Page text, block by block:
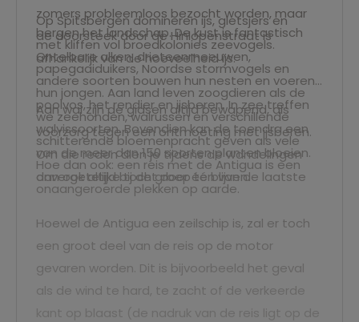
zomers probleemloos bezocht worden, maar
de doorsteek door de Hinlopenstraat is
afhankelijk van de hoeveelheid ijs.
Op Spitsbergen domineren ijs, gletsjers en
bergen het landschap. De kust is fantastisch
met kliffen vol broedkolonies zeevogels.
Ontelbare alken, drieteenmeeuwen,
papegaaiduikers, Noordse stormvogels en
andere soorten bouwen hun nesten en voeren
hun jongen. Aan land leven zoogdieren als de
poolvos, het rendier en ijsberen. In zee treffen
we zeehonden, walrussen en verschillende
walvissoorten. Bovendien kan de toendra een
schitterende bloemenpracht geven als vele
van de meer dan 150 soorten planten bloeien.
Hoe dan ook: een reis met de Antigua is een
onvergetelijke tocht door één van de laatste
onaangeroerde plekken op aarde.
Aan wal zijn de gidsen altijd bewapend, als
voorzorg tegen een ontmoeting met ijsberen.
Om die reden dien je tijdens de wandelingen
dan ook altijd bij de groep te blijven.
Hoewel de Antigua een zeilschip is, zal er toch
een groot deel van de reis op de motor
gevaren worden. Dit is bijvoorbeeld het geval
als de wind te hard, te zacht of de verkeerde